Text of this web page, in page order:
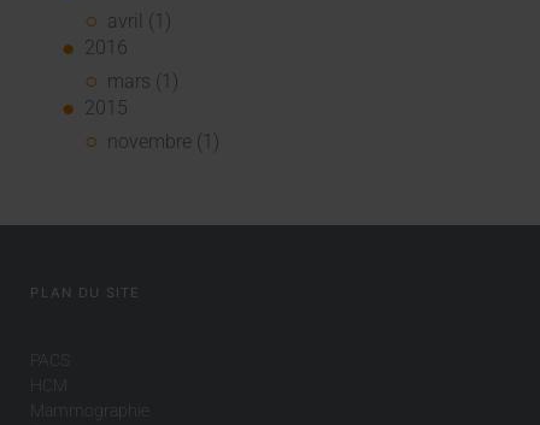
avril (1)
2016
mars (1)
2015
novembre (1)
PLAN DU SITE
PACS
HCM
Mammographie